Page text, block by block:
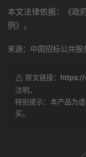
本文法律依据：《政
例》。
来源：中国招标公共服
原文链接： https://
注明。
特别提示：本产品为
买。